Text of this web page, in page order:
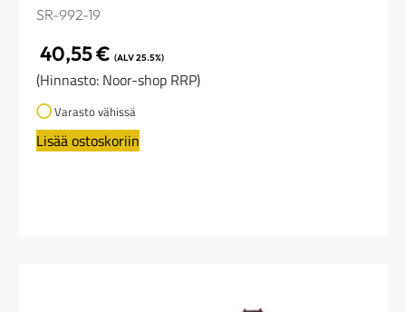
SR-992-19
40,55€ (ALV 25.5%)
(Hinnasto: Noor-shop RRP)
Varasto vähissä
Lisää ostoskoriin